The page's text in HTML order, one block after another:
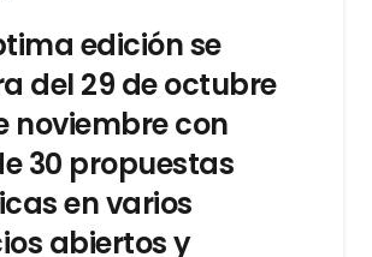
edición se
del 29 de octubre
noviembre con
30 propuestas
en varios
abiertos y